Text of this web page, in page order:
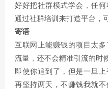
好好把社群模式学会，任何
通过社群培训来打造平台，
寄语
互联网上能赚钱的项目太
流量，还不会精准引流的时
即使你追到了，但是一旦
再坚持两天，不赚钱我就